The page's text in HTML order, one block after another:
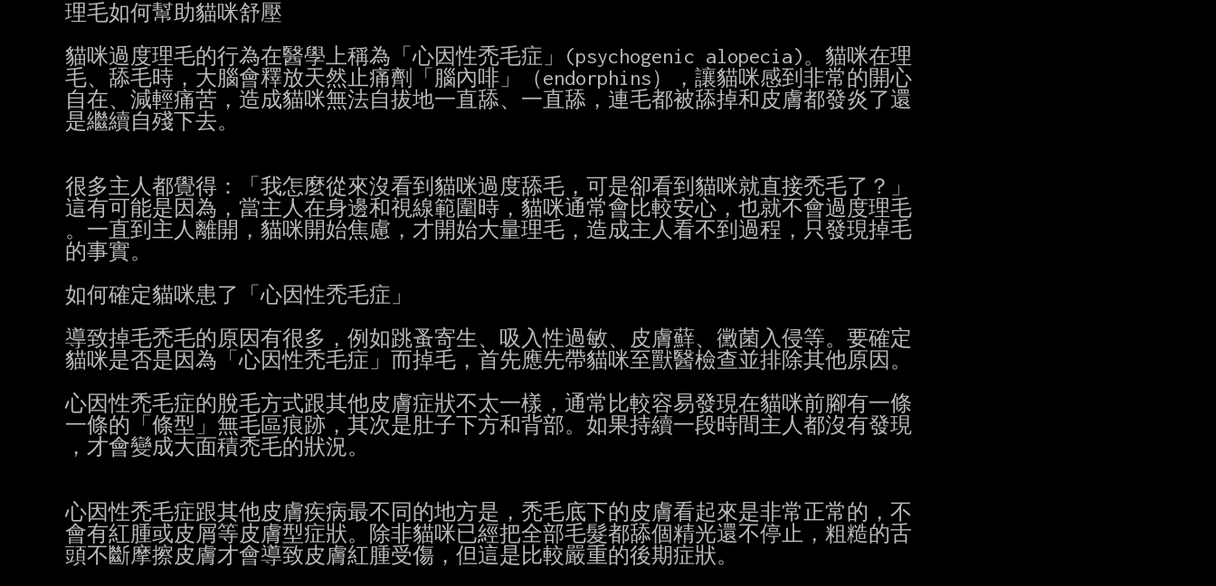
理毛如何幫助貓咪舒壓
貓咪過度理毛的行為在醫學上稱為「心因性禿毛症」(psychogenic alopecia)。貓咪在理
毛、舔毛時，大腦會釋放天然止痛劑「腦內啡」（endorphins），讓貓咪感到非常的開心
自在、減輕痛苦，造成貓咪無法自拔地一直舔、一直舔，連毛都被舔掉和皮膚都發炎了還
是繼續自殘下去。
很多主人都覺得：「我怎麼從來沒看到貓咪過度舔毛，可是卻看到貓咪就直接禿毛了？」
這有可能是因為，當主人在身邊和視線範圍時，貓咪通常會比較安心，也就不會過度理毛
。一直到主人離開，貓咪開始焦慮，才開始大量理毛，造成主人看不到過程，只發現掉毛
的事實。
如何確定貓咪患了「心因性禿毛症」
導致掉毛禿毛的原因有很多，例如跳蚤寄生、吸入性過敏、皮膚蘚、黴菌入侵等。要確定
貓咪是否是因為「心因性禿毛症」而掉毛，首先應先帶貓咪至獸醫檢查並排除其他原因。
心因性禿毛症的脫毛方式跟其他皮膚症狀不太一樣，通常比較容易發現在貓咪前腳有一條
一條的「條型」無毛區痕跡，其次是肚子下方和背部。如果持續一段時間主人都沒有發現
，才會變成大面積禿毛的狀況。
心因性禿毛症跟其他皮膚疾病最不同的地方是，禿毛底下的皮膚看起來是非常正常的，不
會有紅腫或皮屑等皮膚型症狀。除非貓咪已經把全部毛髮都舔個精光還不停止，粗糙的舌
頭不斷摩擦皮膚才會導致皮膚紅腫受傷，但這是比較嚴重的後期症狀。